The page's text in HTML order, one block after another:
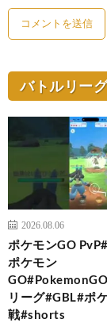
バトルリーグ
2026.08.06
ポケモンGO
ポケモン
リーグ#GBL#ポ
戦#shorts